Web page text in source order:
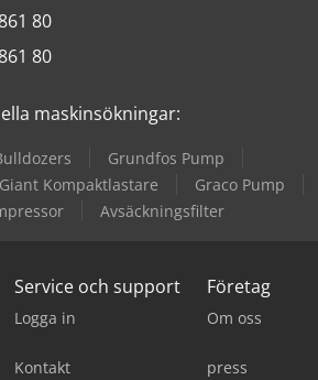
80
80
maskinsökningar:
Grundfos Pump
Giant Kompaktlastare
Graco Pump
Avsäckningsfilter
Service och support
Logga in
Kontakt
Företag
Om oss
press